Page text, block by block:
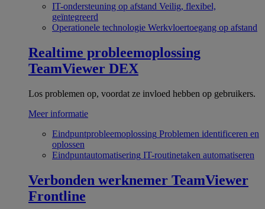
IT-ondersteuning op afstand Veilig, flexibel,
geïntegreerd
Operationele technologie Werkvloertoegang op afstand
Realtime probleemoplossing
TeamViewer DEX
Los problemen op, voordat ze invloed hebben op gebruikers.
Meer informatie
Eindpuntprobleemoplossing Problemen identificeren en
oplossen
Eindpuntautomatisering IT-routinetaken automatiseren
Verbonden werknemer TeamViewer
Frontline